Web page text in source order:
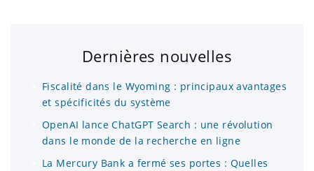
Dernières nouvelles
Fiscalité dans le Wyoming : principaux avantages
et spécificités du système
OpenAI lance ChatGPT Search : une révolution
dans le monde de la recherche en ligne
La Mercury Bank a fermé ses portes : Quelles